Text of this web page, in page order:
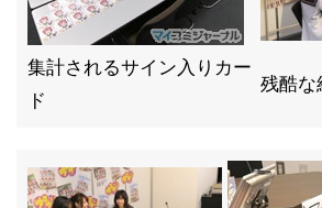
集計されるサイン入りカー
ド
残酷